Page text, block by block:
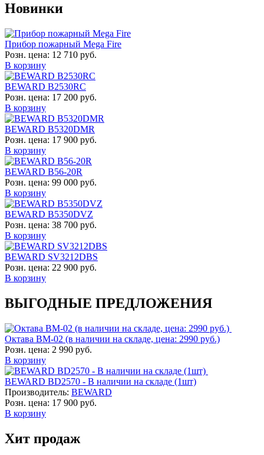
Новинки
Прибор пожарный Mega Fire
Розн. цена: 12 710 руб.
В корзину
BEWARD B2530RC
Розн. цена: 17 200 руб.
В корзину
BEWARD B5320DMR
Розн. цена: 17 900 руб.
В корзину
BEWARD B56-20R
Розн. цена: 99 000 руб.
В корзину
BEWARD B5350DVZ
Розн. цена: 38 700 руб.
В корзину
BEWARD SV3212DBS
Розн. цена: 22 900 руб.
В корзину
ВЫГОДНЫЕ ПРЕДЛОЖЕНИЯ
Октава ВМ-02 (в наличии на складе, цена: 2990 руб.)
Розн. цена: 2 990 руб.
В корзину
BEWARD BD2570 - В наличии на складе (1шт)
Производитель: BEWARD
Розн. цена: 17 900 руб.
В корзину
Хит продаж